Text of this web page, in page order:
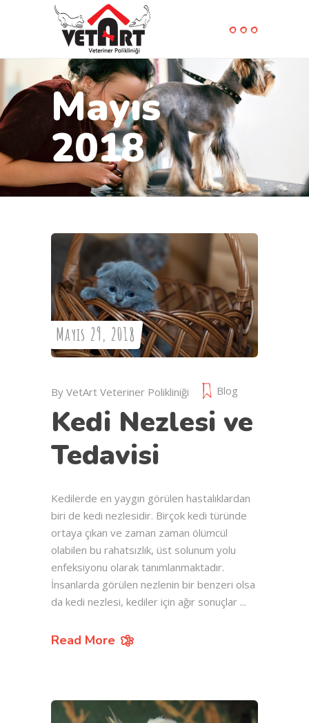
Mayıs
2018
Mayıs 29, 2018
By VetArt Veteriner Polikliniği Blog
Kedi Nezlesi ve
Tedavisi
Kedilerde en yaygın görülen hastalıklardan
biri de kedi nezlesidir. Birçok kedi türünde
ortaya çıkan ve zaman zaman ölümcül
olabilen bu rahatsızlık, üst solunum yolu
enfeksiyonu olarak tanımlanmaktadır.
İnsanlarda görülen nezlenin bir benzeri olsa
da kedi nezlesi, kediler için ağır sonuçlar
Read More